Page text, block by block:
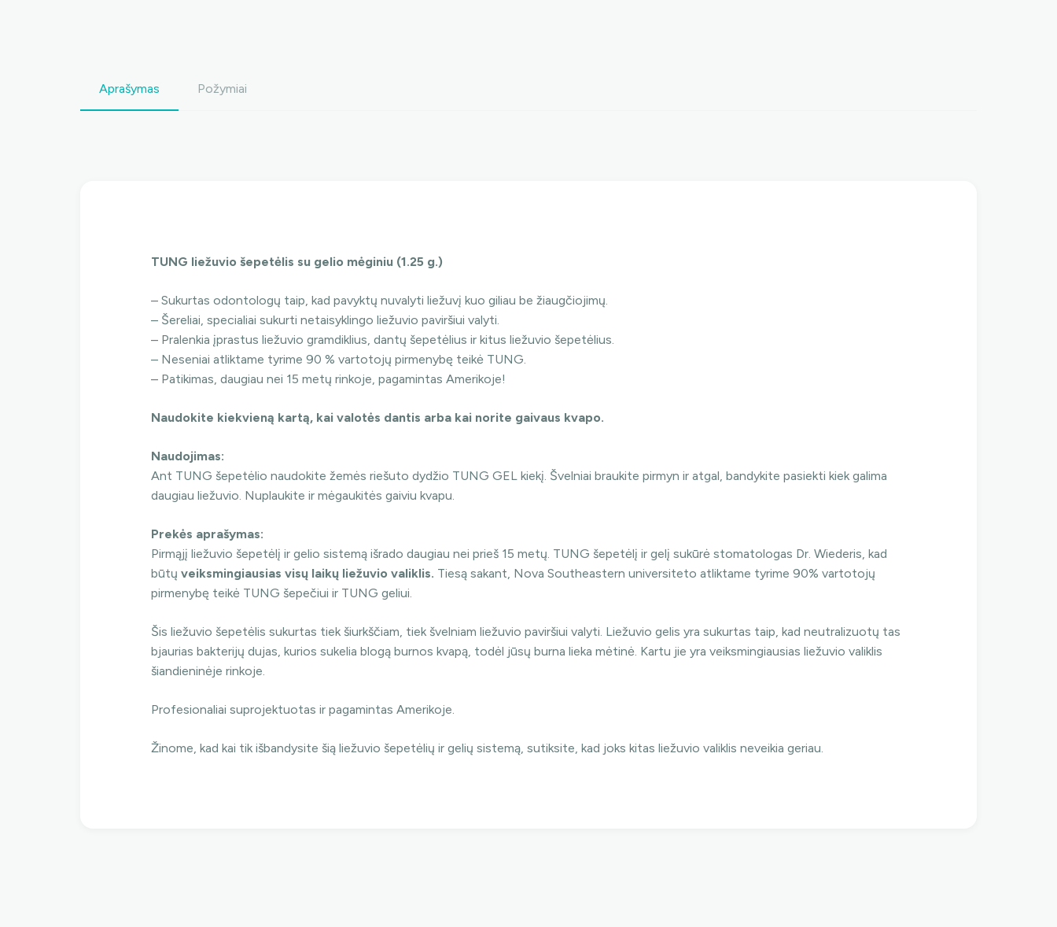
Aprašymas Požymiai
TUNG liežuvio šepetėlis su gelio mėginiu (1.25 g.)
– Sukurtas odontologų taip, kad pavyktų nuvalyti liežuvį kuo giliau be žiaugčiojimų.
– Šereliai, specialiai sukurti netaisyklingo liežuvio paviršiui valyti.
– Pralenkia įprastus liežuvio gramdiklius, dantų šepetėlius ir kitus liežuvio šepetėlius.
– Neseniai atliktame tyrime 90 % vartotojų pirmenybę teikė TUNG.
– Patikimas, daugiau nei 15 metų rinkoje, pagamintas Amerikoje!
Naudokite kiekvieną kartą, kai valotės dantis arba kai norite gaivaus kvapo.
Naudojimas:
Ant TUNG šepetėlio naudokite žemės riešuto dydžio TUNG GEL kiekį. Švelniai braukite pirmyn ir atgal, bandykite pasiekti kiek galima
daugiau liežuvio. Nuplaukite ir mėgaukitės gaiviu kvapu.
Prekės aprašymas:
Pirmąjį liežuvio šepetėlį ir gelio sistemą išrado daugiau nei prieš 15 metų. TUNG šepetėlį ir gelį sukūrė stomatologas Dr. Wiederis, kad
būtų veiksmingiausias visų laikų liežuvio valiklis. Tiesą sakant, Nova Southeastern universiteto atliktame tyrime 90% vartotojų
pirmenybę teikė TUNG šepečiui ir TUNG geliui.
Šis liežuvio šepetėlis sukurtas tiek šiurkščiam, tiek švelniam liežuvio paviršiui valyti. Liežuvio gelis yra sukurtas taip, kad neutralizuotų tas
bjaurias bakterijų dujas, kurios sukelia blogą burnos kvapą, todėl jūsų burna lieka mėtinė. Kartu jie yra veiksmingiausias liežuvio valiklis
šiandieninėje rinkoje.
Profesionaliai suprojektuotas ir pagamintas Amerikoje.
Žinome, kad kai tik išbandysite šią liežuvio šepetėlių ir gelių sistemą, sutiksite, kad joks kitas liežuvio valiklis neveikia geriau.
Ar norėtumėte
papildomos
nuolaidos?